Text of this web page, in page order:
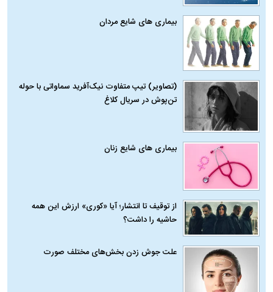
بیماری‌ های شایع مردان
(تصاویر) تیپ متفاوت نیک‌آفرید سماواتی با حوله
تن‌پوش در سریال کلاغ
بیماری‌ های شایع زنان
از توقیف تا انتشار؛ آیا «کوری» ارزش این همه
حاشیه را داشت؟
علت جوش زدن بخش‌های مختلف صورت